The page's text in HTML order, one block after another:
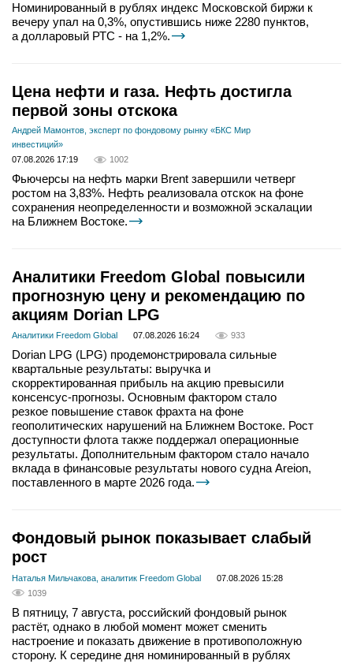
Номинированный в рублях индекс Московской биржи к
вечеру упал на 0,3%, опустившись ниже 2280 пунктов,
а долларовый РТС - на 1,2%.
Цена нефти и газа. Нефть достигла
первой зоны отскока
Андрей Мамонтов, эксперт по фондовому рынку «БКС Мир
инвестиций»
07.08.2026 17:19
1002
Фьючерсы на нефть марки Brent завершили четверг
ростом на 3,83%. Нефть реализовала отскок на фоне
сохранения неопределенности и возможной эскалации
на Ближнем Востоке.
Аналитики Freedom Global повысили
прогнозную цену и рекомендацию по
акциям Dorian LPG
Аналитики Freedom Global 07.08.2026 16:24 933
Dorian LPG (LPG) продемонстрировала сильные
квартальные результаты: выручка и
скорректированная прибыль на акцию превысили
консенсус-прогнозы. Основным фактором стало
резкое повышение ставок фрахта на фоне
геополитических нарушений на Ближнем Востоке. Рост
доступности флота также поддержал операционные
результаты. Дополнительным фактором стало начало
вклада в финансовые результаты нового судна Areion,
поставленного в марте 2026 года.
Фондовый рынок показывает слабый
рост
Наталья Мильчакова, аналитик Freedom Global
07.08.2026 15:28
1039
В пятницу, 7 августа, российский фондовый рынок
растёт, однако в любой момент может сменить
настроение и показать движение в противоположную
сторону. К середине дня номинированный в рублях